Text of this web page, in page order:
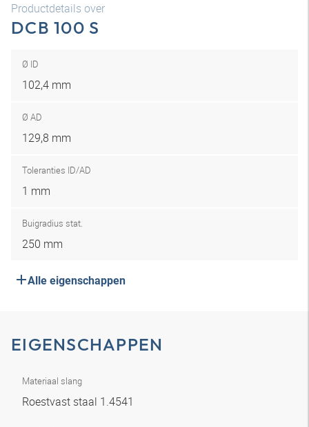
Productdetails over
DCB 100 S
Ø ID
102,4 mm
Ø AD
129,8 mm
Toleranties ID/AD
1 mm
Buigradius stat.
250 mm
Alle eigenschappen
EIGENSCHAPPEN
Materiaal slang
Roestvast staal 1.4541